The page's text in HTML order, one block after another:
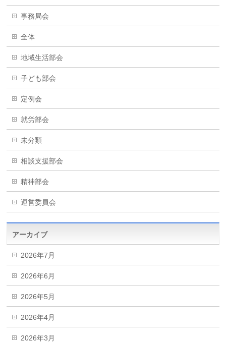
事務局会
全体
地域生活部会
子ども部会
定例会
就労部会
未分類
相談支援部会
精神部会
運営委員会
アーカイブ
2026年7月
2026年6月
2026年5月
2026年4月
2026年3月